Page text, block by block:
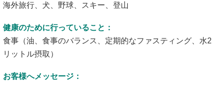
海外旅行、犬、野球、スキー、登山
健康のために行っていること：
食事（油、食事のバランス、定期的なファスティング、水2
リットル摂取）
お客様へメッセージ：